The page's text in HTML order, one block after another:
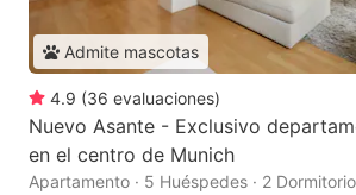
Admite mascotas
4.9 (36 evaluaciones)
Nuevo Asante - Exclusivo
en el centro de Munich
Apartamento · 5 Huéspedes · 2